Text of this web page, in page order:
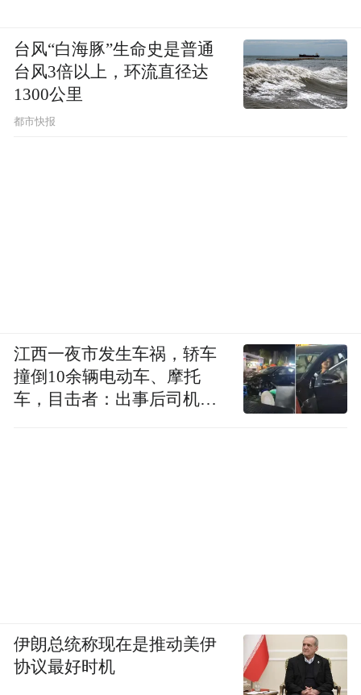
台风“白海豚”生命史是普通
台风3倍以上，环流直径达
1300公里
都市快报
江西一夜市发生车祸，轿车
撞倒10余辆电动车、摩托
车，目击者：出事后司机一
伊朗总统称现在是推动美伊
协议最好时机